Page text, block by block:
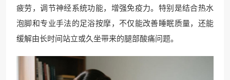
疲劳，调节神经系统功能，增强免疫力。特别是结合热水
泡脚和专业手法的足浴按摩，不仅能改善睡眠质量，还能
缓解由长时间站立或久坐带来的腿部酸痛问题。